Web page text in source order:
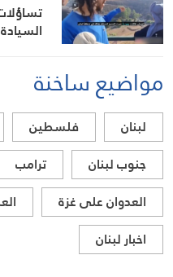
السيادة
مواضيع ساخنة
لبنان فلسطين
جنوب لبنان
ترامب
العدوان على غزة
اخبار لبنان